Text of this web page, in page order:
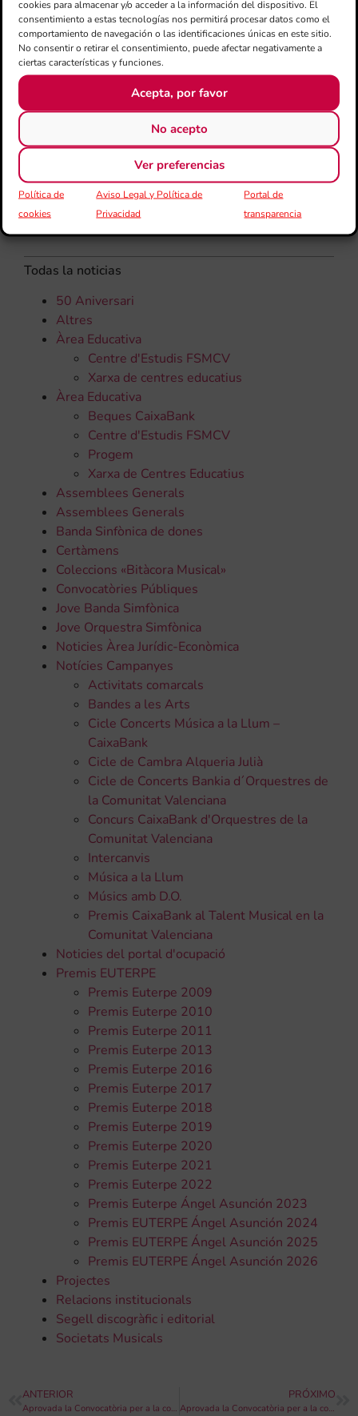
cookies para almacenar y/o acceder a la información del dispositivo. El
consentimiento a estas tecnologías nos permitirá procesar datos como el
comportamiento de navegación o las identificaciones únicas en este sitio.
No consentir o retirar el consentimiento, puede afectar negativamente a
ciertas características y funciones.
Acepta, por favor
No acepto
Ver preferencias
Política de
cookies
Aviso Legal y Política de
Privacidad
Portal de
transparencia
CATEGORÍAS
Todas la noticias
50 Aniversari
Altres
Àrea Educativa
Centre d'Estudis FSMCV
Xarxa de centres educatius
Àrea Educativa
Beques CaixaBank
Centre d'Estudis FSMCV
Progem
Xarxa de Centres Educatius
Assemblees Generals
Assemblees Generals
Banda Sinfònica de dones
Certàmens
Coleccions «Bitàcora Musical»
Convocatòries Públiques
Jove Banda Simfònica
Jove Orquestra Simfònica
Noticies Àrea Jurídic-Econòmica
Notícies Campanyes
Activitats comarcals
Bandes a les Arts
Cicle Concerts Música a la Llum –
CaixaBank
Cicle de Cambra Alqueria Julià
Cicle de Concerts Bankia d´Orquestres de
la Comunitat Valenciana
Concurs CaixaBank d'Orquestres de la
Comunitat Valenciana
Intercanvis
Música a la Llum
Músics amb D.O.
Premis CaixaBank al Talent Musical en la
Comunitat Valenciana
Noticies del portal d'ocupació
Premis EUTERPE
Premis Euterpe 2009
Premis Euterpe 2010
Premis Euterpe 2011
Premis Euterpe 2013
Premis Euterpe 2016
Premis Euterpe 2017
Premis Euterpe 2018
Premis Euterpe 2019
Premis Euterpe 2020
Premis Euterpe 2021
Premis Euterpe 2022
Premis Euterpe Ángel Asunción 2023
Premis EUTERPE Ángel Asunción 2024
Premis EUTERPE Ángel Asunción 2025
Premis EUTERPE Ángel Asunción 2026
Projectes
Relacions institucionals
Segell discogràfic i editorial
Societats Musicals
ANTERIOR
Aprovada la Convocatòria per a la concessió de subvencions de la Diputació de València a societats musicals «Excel·lent Música de Banda» 2021.
PRÓXIMO
Aprovada la Convocatòria per a la concessió de subvencions de la Diputació de València a entitats sense ànim de lucre destinades a desenvolupar activitats que fomenten la igualtat entre dones i homes i/o en contra de la violència de gènere.